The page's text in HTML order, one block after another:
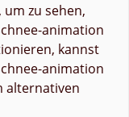
zu sehen,
animation
kannst
animation
alternativen